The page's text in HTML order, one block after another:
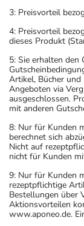
3: Preisvorteil
4: Preisvorteil
dieses Produkt
5: Sie erhalten
Artikel, Bücher
Angeboten via
ausgeschlossen.
mit anderen
8: Nur für Kunden
berechnet sich
Nicht auf
nicht für Kunden
9: Nur für Kunden
rezeptpflichtige
Bestellungen über
Aktionsvorteilen
www.aponeo.de.